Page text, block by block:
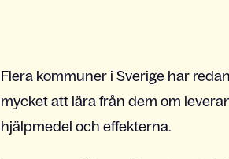
Flera kommuner i Sverige har
mycket att lära från dem om
hjälpmedel och effekterna.